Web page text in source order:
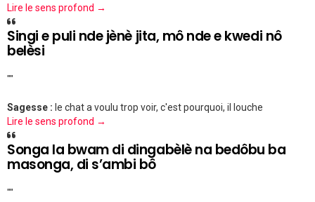
Lire le sens profond →
Singi e puli nde jènè jita, mô nde e kwedi nô
belèsi
""
Sagesse : le chat a voulu trop voir, c'est pourquoi, il louche
Lire le sens profond →
Songa la bwam di dingabèlè na bedôbu ba
masonga, di s’ambi bô
""